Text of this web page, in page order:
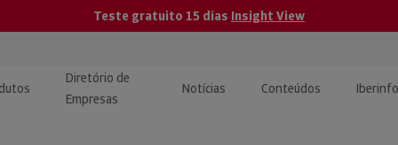
Teste gratuito 15 dias Insight View
Diretório de
Empresas
Notícias Conteúdos